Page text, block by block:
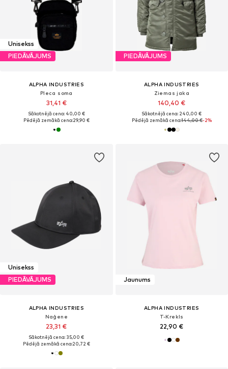
Unisekss
PIEDĀVĀJUMS
ALPHA INDUSTRIES
Pleca soma
31,41 €
Sākotnējā cena: 40,00 €
Pēdējā zemākā cena:29,90 €
PIEDĀVĀJUMS
ALPHA INDUSTRIES
Ziemas jaka
140,40 €
Sākotnējā cena: 240,00 €
Pēdējā zemākā cena:144,00 €-2%
Unisekss
PIEDĀVĀJUMS
ALPHA INDUSTRIES
Naģene
23,31 €
Sākotnējā cena: 35,00 €
Pēdējā zemākā cena:20,72 €
Jaunums
ALPHA INDUSTRIES
T-Krekls
22,90 €